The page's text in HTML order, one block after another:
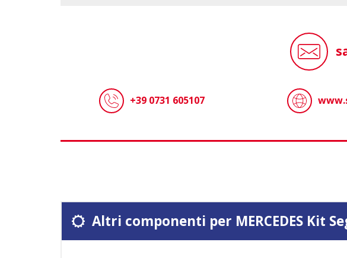
+39 0731 605107
Altri componenti per MERCEDES Kit